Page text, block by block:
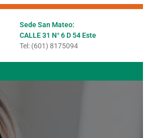
Sede San Mateo:
CALLE 31 N° 6 D 54 Este
Tel: (601) 8175094